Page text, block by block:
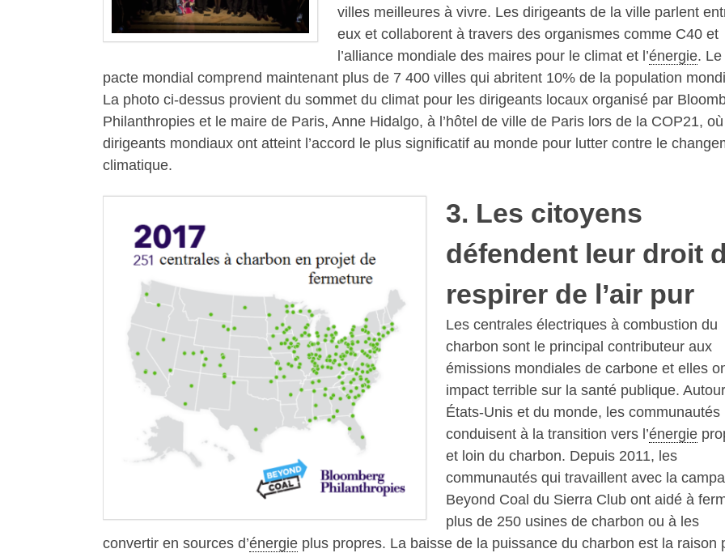
villes meilleures à vivre. Les dirigeants de la ville parlent
eux et collaborent à travers des organismes comme C40 et
l’alliance mondiale des maires pour le climat et l’énergie. Le
pacte mondial comprend maintenant plus de 7 400 villes qui abritent 10% de la population
La photo ci-dessus provient du sommet du climat pour les dirigeants locaux organisé par
Philanthropies et le maire de Paris, Anne Hidalgo, à l’hôtel de ville de Paris lors de la COP21,
dirigeants mondiaux ont atteint l’accord le plus significatif au monde pour lutter contre le
climatique.
3. Les citoyens
défendent leur droit
respirer de l’air pur
Les centrales électriques à combustion du
charbon sont le principal contributeur aux
émissions mondiales de carbone et elles
impact terrible sur la santé publique.
États-Unis et du monde, les communautés
conduisent à la transition vers l’énergie
et loin du charbon. Depuis 2011, les
communautés qui travaillent avec la
Beyond Coal du Sierra Club ont aidé à
plus de 250 usines de charbon ou à les
convertir en sources d’énergie plus propres. La baisse de la puissance du charbon est la raison